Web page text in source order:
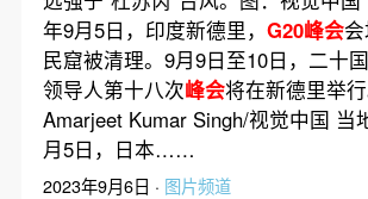
年9月5日，印度新德里， G20峰会
民窟被清理。9月9日至10日，二十
领导人第十八次峰会将在新德里举行
Amarjeet Kumar Singh/视觉中国 当
月5日，日本……
2023年9月6日 · 图片频道